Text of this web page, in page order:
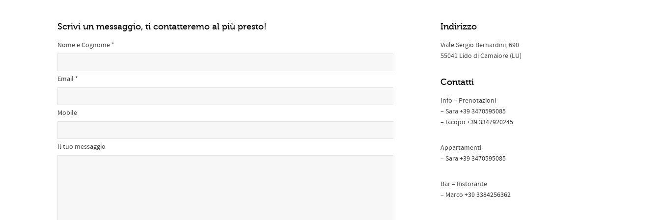
Scrivi un messaggio, ti contatteremo al più presto!
Nome e Cognome *
Email *
Mobile
Il tuo messaggio
Indirizzo
Viale Sergio Bernardini, 690
55041 Lido di Camaiore (LU)
Contatti
Info – Prenotazioni
– Sara+39 3470595085
– Iacopo +39 3347920245
Appartamenti
– Sara+39 3470595085
Bar – Ristorante
– Marco +393384256362